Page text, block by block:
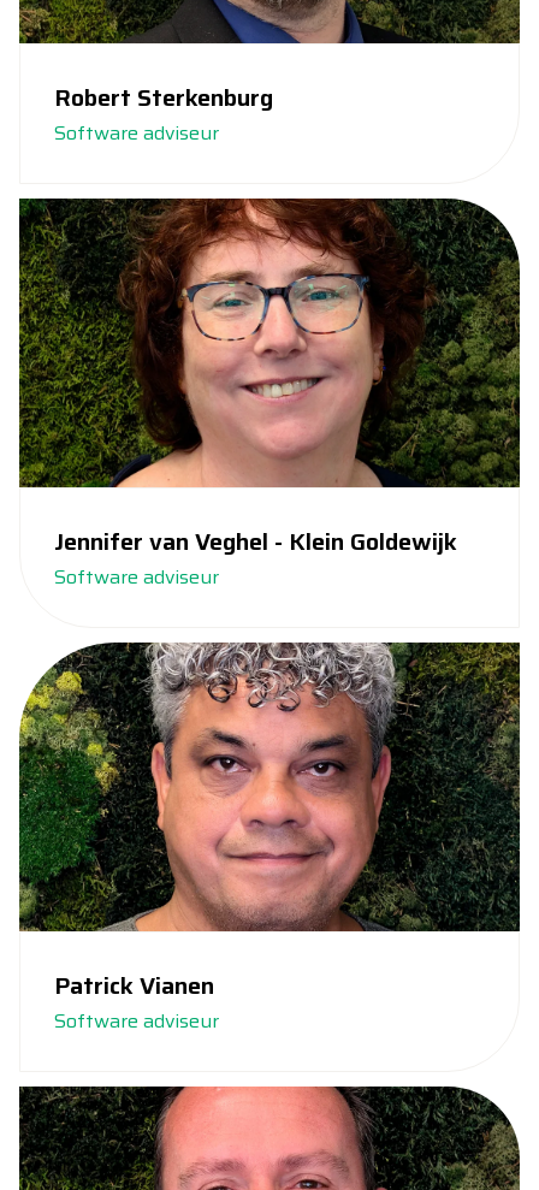
Software adviseur
Robert Sterkenburg
Software adviseur
Jennifer van Veghel - Klein Goldewijk
Software adviseur
Patrick Vianen